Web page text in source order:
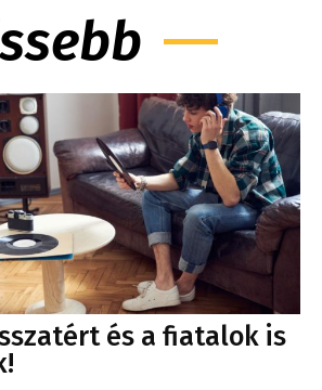
és a fiatalok is